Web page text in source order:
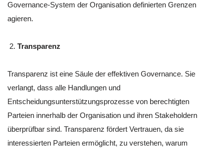
Governance-System der Organisation definierten Grenzen
agieren.
Transparenz
Transparenz ist eine Säule der effektiven Governance. Sie
verlangt, dass alle Handlungen und
Entscheidungsunterstützungsprozesse von berechtigten
Parteien innerhalb der Organisation und ihren Stakeholdern
überprüfbar sind. Transparenz fördert Vertrauen, da sie
interessierten Parteien ermöglicht, zu verstehen, warum